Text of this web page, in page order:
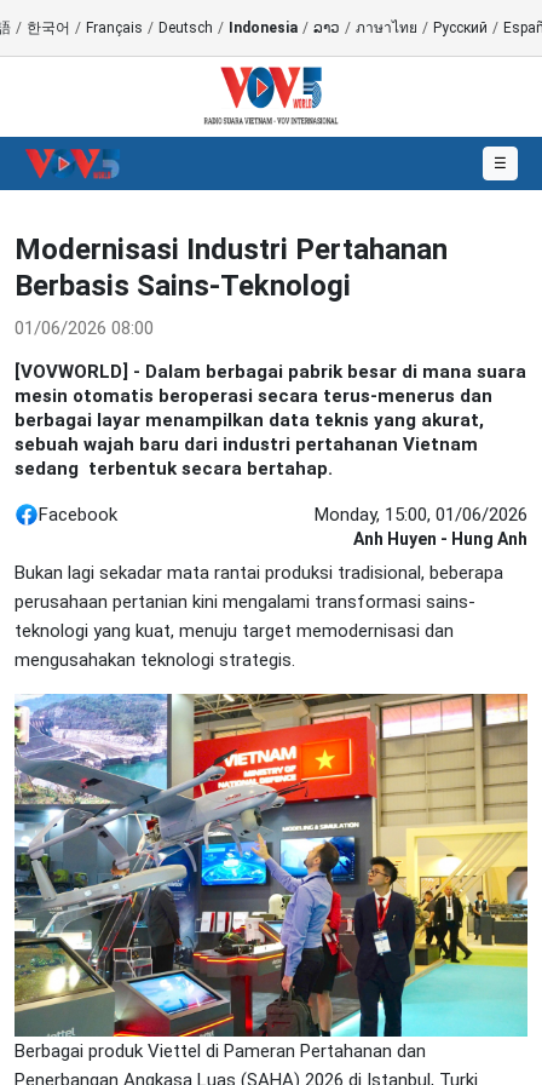
/ 한국어 / Français / Deutsch / Indonesia / ລາວ / ภาษาไทย / Русский /
☰
Modernisasi Industri Pertahanan
Berbasis Sains-Teknologi
01/06/2026 08:00
[VOVWORLD] - Dalam berbagai pabrik besar di mana suara
mesin otomatis beroperasi secara terus-menerus dan
berbagai layar menampilkan data teknis yang akurat,
sebuah wajah baru dari industri pertahanan Vietnam
sedang terbentuk secara bertahap.
Facebook Monday, 15:00, 01/06/2026
Anh Huyen - Hung Anh
Bukan lagi sekadar mata rantai produksi tradisional, beberapa
perusahaan pertanian kini mengalami transformasi sains-
teknologi yang kuat, menuju target memodernisasi dan
mengusahakan teknologi strategis.
Berbagai produk Viettel di Pameran Pertahanan dan
Penerbangan Angkasa Luas (SAHA) 2026 di Istanbul, Turki